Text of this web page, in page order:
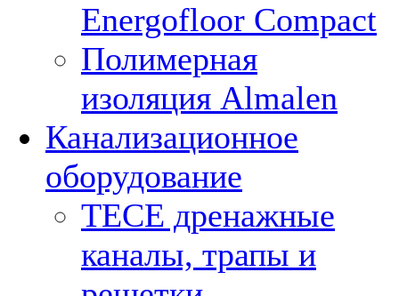
Energofloor Compact
Полимерная
изоляция Almalen
Канализационное
оборудование
TECE дренажные
каналы, трапы и